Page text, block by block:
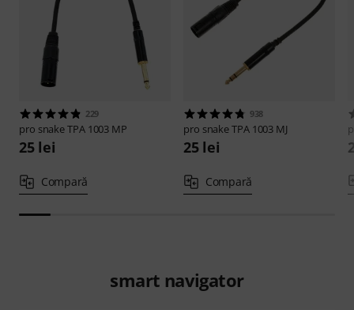
229
pro snakeTPA 1003 MP
25 lei
Compară
938
pro snakeTPA 1003 MJ
25 lei
Compară
smart navigator